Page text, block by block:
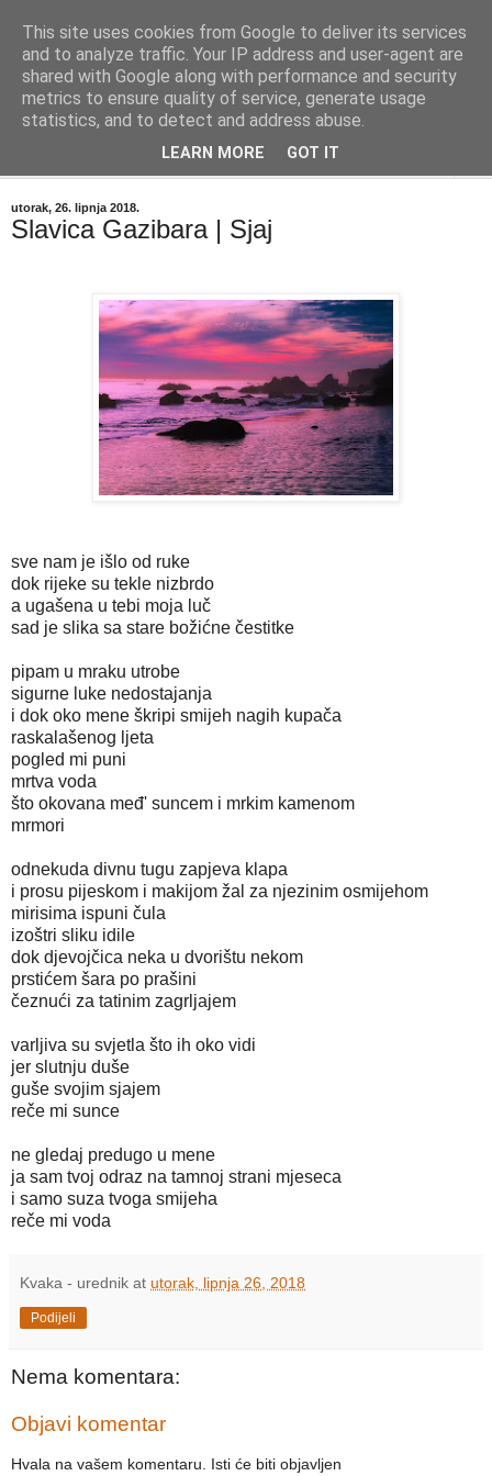
"Kvaka"
Časopis za književnost ISSN 2459-5632
utorak, 26. lipnja 2018.
Slavica Gazibara | Sjaj
sve nam je išlo od ruke
dok rijeke su tekle nizbrdo
a ugašena u tebi moja luč
sad je slika sa stare božićne čestitke
pipam u mraku utrobe
sigurne luke nedostajanja
i dok oko mene škripi smijeh nagih kupača
raskalašenog ljeta
pogled mi puni
mrtva voda
što okovana međ' suncem i mrkim kamenom
mrmori
odnekuda divnu tugu zapjeva klapa
i prosu pijeskom i makijom žal za njezinim osmijehom
mirisima ispuni čula
izoštri sliku idile
dok djevojčica neka u dvorištu nekom
prstićem šara po prašini
čeznući za tatinim zagrljajem
varljiva su svjetla što ih oko vidi
jer slutnju duše
guše svojim sjajem
reče mi sunce
ne gledaj predugo u mene
ja sam tvoj odraz na tamnoj strani mjeseca
i samo suza tvoga smijeha
reče mi voda
Kvaka - urednik at utorak, lipnja 26, 2018
Podijeli
Nema komentara:
Objavi komentar
Hvala na vašem komentaru. Isti će biti objavljen
This site uses cookies from Google to deliver its services
and to analyze traffic. Your IP address and user-agent are
shared with Google along with performance and security
metrics to ensure quality of service, generate usage
statistics, and to detect and address abuse.
LEARN MORE GOT IT